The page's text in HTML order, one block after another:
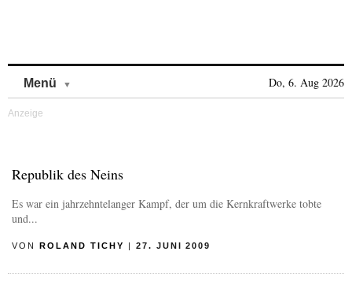
Menü Do, 6. Aug 2026
Republik des Neins
Es war ein jahrzehntelanger Kampf, der um die Kernkraftwerke tobte
und...
VON ROLAND TICHY | 27. JUNI 2009